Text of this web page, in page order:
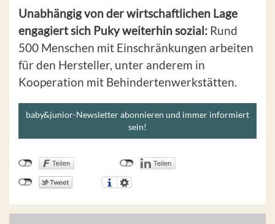
Unabhängig von der wirtschaftlichen Lage
engagiert sich Puky weiterhin sozial: Rund
500 Menschen mit Einschränkungen arbeiten
für den Hersteller, unter anderem in
Kooperation mit Behindertenwerkstätten.
baby&junior-Newsletter abonnieren und immer informiert
sein!